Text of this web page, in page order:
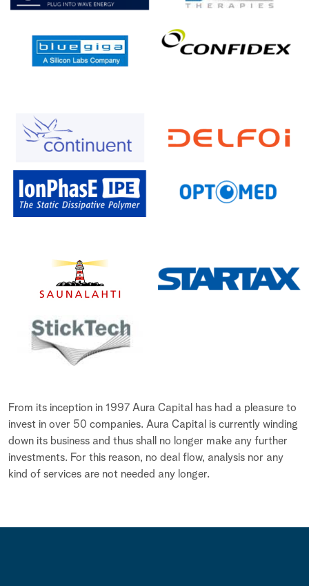
From its inception in 1997 Aura Capital has had a pleasure to
invest in over 50 companies. Aura Capital is currently winding
down its business and thus shall no longer make any further
investments. For this reason, no deal flow, analysis nor any
kind of services are not needed any longer.